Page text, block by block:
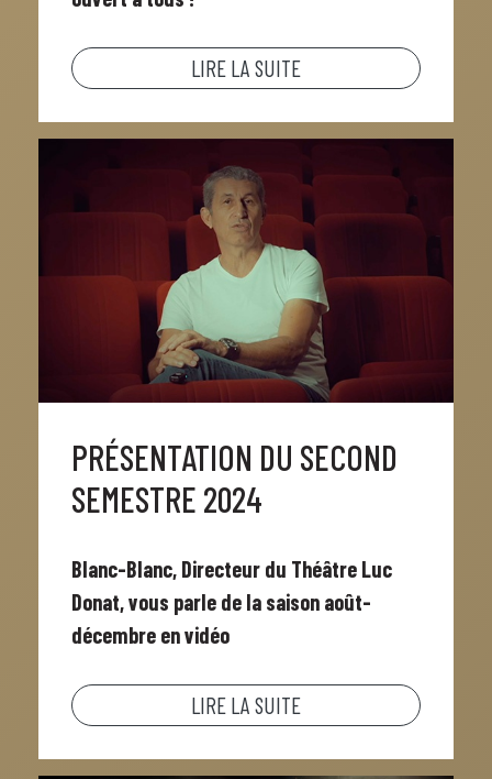
LIRE LA SUITE
PRÉSENTATION DU SECOND
SEMESTRE 2024
Blanc-Blanc, Directeur du Théâtre Luc
Donat, vous parle de la saison août-
décembre en vidéo
LIRE LA SUITE